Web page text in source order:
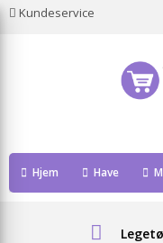
Kundeservice
Hjem Have